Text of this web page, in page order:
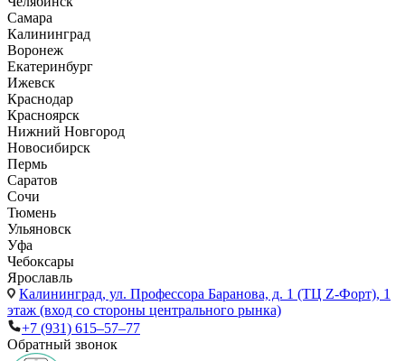
Самара
Калининград
Воронеж
Екатеринбург
Ижевск
Краснодар
Красноярск
Нижний Новгород
Новосибирск
Пермь
Саратов
Сочи
Тюмень
Ульяновск
Уфа
Чебоксары
Ярославль
Калининград, ул. Профессора Баранова, д. 1 (ТЦ Z-Форт), 1
этаж (вход со стороны центрального рынка)
+7 (931) 615‒57‒77
Обратный звонок